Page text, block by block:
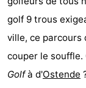
Sluis
-
Cadzand
-
Nature
Flandre-
golf 9 trous
ville, ce parcours
couper le
Golfà d'Ostende